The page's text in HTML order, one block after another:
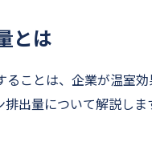
とは
ことは、企業が温室
出量について解説しま